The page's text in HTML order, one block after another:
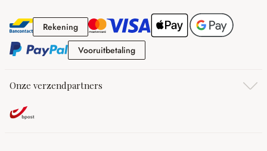
RekeningRekening
VooruitbetalingVooruitbetaling
Onze verzendpartners